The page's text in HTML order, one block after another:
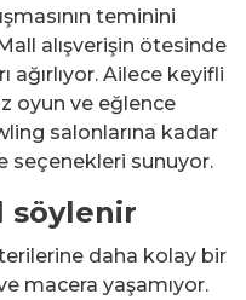
teminini
alışverişin ötesinde
ağırlıyor. Ailece keyifli
oyun ve eğlence
salonlarına kadar
seçenekleri sunuyor.
söylenir
daha kolay bir
macera yaşamıyor.